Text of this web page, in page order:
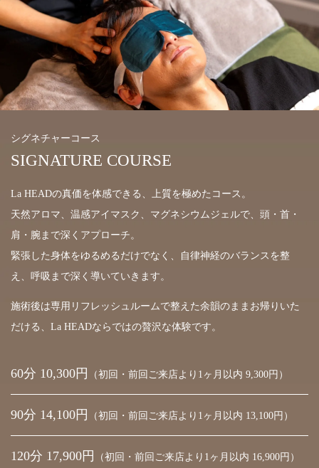
シグネチャーコース
SIGNATURE COURSE
La HEADの真価を体感できる、上質を極めたコース。
天然アロマ、温感アイマスク、マグネシウムジェルで、頭・首・
肩・腕まで深くアプローチ。
緊張した身体をゆるめるだけでなく、自律神経のバランスを整
え、呼吸まで深く導いていきます。
施術後は専用リフレッシュルームで整えた余韻のままお帰りいた
だける、La HEADならではの贅沢な体験です。
60分 10,300円 （初回・前回ご来店より1ヶ月以内 9,300円）
90分 14,100円 （初回・前回ご来店より1ヶ月以内 13,100円）
120分 17,900円 （初回・前回ご来店より1ヶ月以内 16,900円）